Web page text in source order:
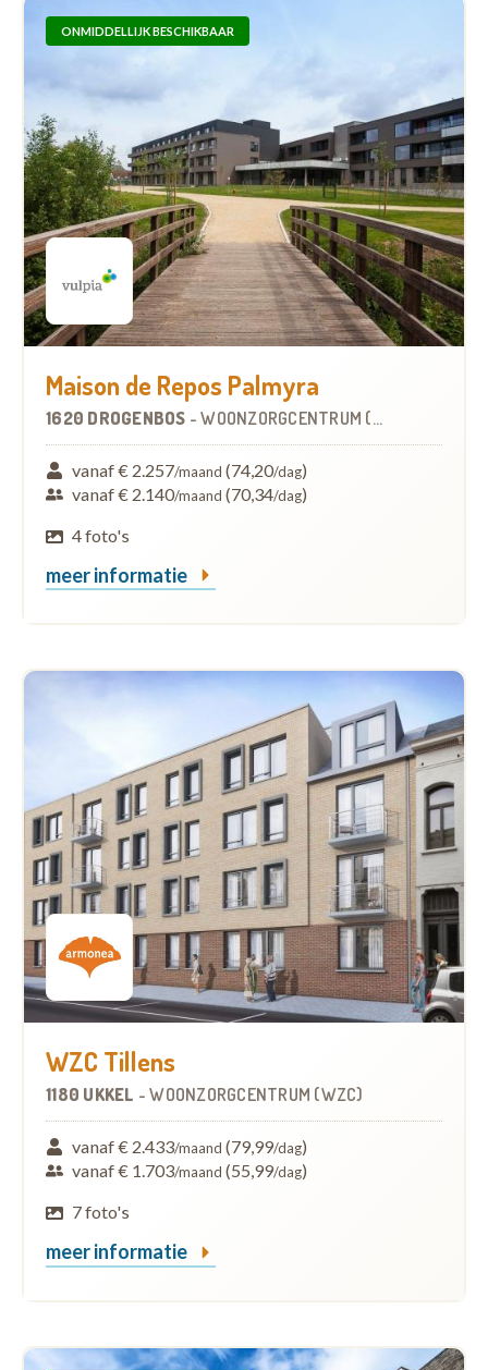
ONMIDDELLIJK BESCHIKBAAR
Maison de Repos Palmyra
1620 DROGENBOS -WOONZORGCENTRUM (WZC)
vanaf € 2.257/maand (74,20/dag)
vanaf € 2.140/maand (70,34/dag)
4 foto's
meer informatie
WZC Tillens
1180 UKKEL -WOONZORGCENTRUM (WZC)
vanaf € 2.433/maand (79,99/dag)
vanaf € 1.703/maand (55,99/dag)
7 foto's
meer informatie